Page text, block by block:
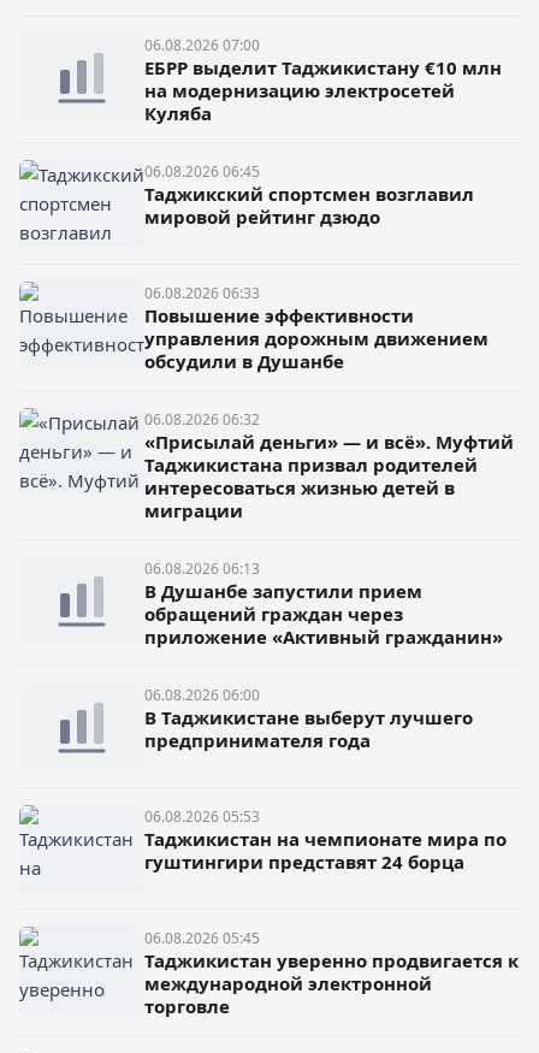
06.08.2026 07:00
ЕБРР выделит Таджикистану €10 млн
на модернизацию электросетей
Куляба
06.08.2026 06:45
Таджикский спортсмен возглавил
мировой рейтинг дзюдо
06.08.2026 06:33
Повышение эффективности
управления дорожным движением
обсудили в Душанбе
06.08.2026 06:32
«Присылай деньги» — и всё». Муфтий
Таджикистана призвал родителей
интересоваться жизнью детей в
миграции
06.08.2026 06:13
В Душанбе запустили прием
обращений граждан через
приложение «Активный гражданин»
06.08.2026 06:00
В Таджикистане выберут лучшего
предпринимателя года
06.08.2026 05:53
Таджикистан на чемпионате мира по
гуштингири представят 24 борца
06.08.2026 05:45
Таджикистан уверенно продвигается к
международной электронной
торговле